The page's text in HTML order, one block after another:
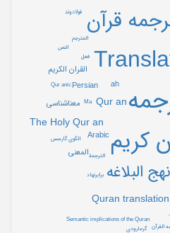
کریم
قرآن
نهج البلاغه
Qur an
Quran translation
The Holy Qur an
Persian
Arabic
ah
القران الکریم
معناشناسی
المعنیالترجمة
برابرنهاد
الگوی گارسس
فعل
Ma
Qur anic
المترجم
النص
القرآن
Semantic implications of the Quran
فولادوند
گرمارودی